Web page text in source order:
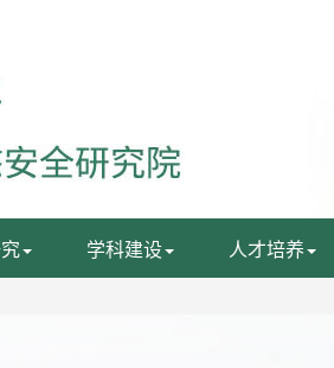
学科建设 人才培养